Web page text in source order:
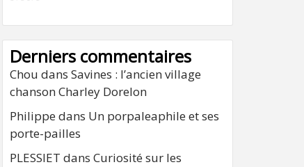
Derniers commentaires
Chou dans Savines : l’ancien village
chanson Charley Dorelon
Philippe dans Un porpaleaphile et ses
porte-pailles
PLESSIET dans Curiosité sur les